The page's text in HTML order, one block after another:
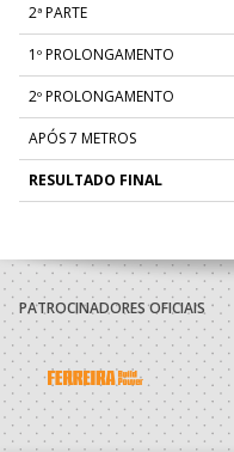
2ª PARTE
1º PROLONGAMENTO
2º PROLONGAMENTO
APÓS 7 METROS
RESULTADO FINAL
PATROCINADORES OFICIAIS